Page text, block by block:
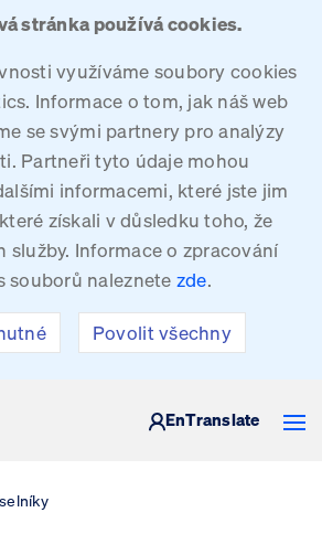
stránka používá cookies.
využíváme soubory cookies
Informace o tom, jak náš web
se svými partnery pro analýzy
Partneři tyto údaje mohou
informacemi, které jste jim
získali v důsledku toho, že
služby. Informace o zpracování
souborů naleznete zde.
Povolit všechny
SPRÁVA ČESKÉ REPUBLIKY
EnTranslate